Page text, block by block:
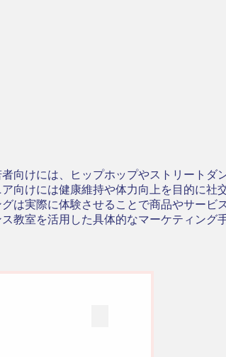
向けには、ヒップホップやストリートダ
向けには健康維持や体力向上を目的に社
は実際に体験させることで商品やサービ
教室を活用した具体的なマーケティング